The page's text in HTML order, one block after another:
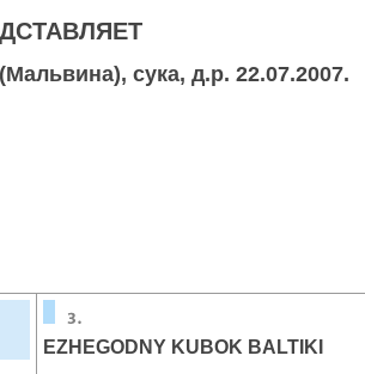
сука, д.р. 22.07.2007.
EZHEGODNY KUBOK BALTIKI